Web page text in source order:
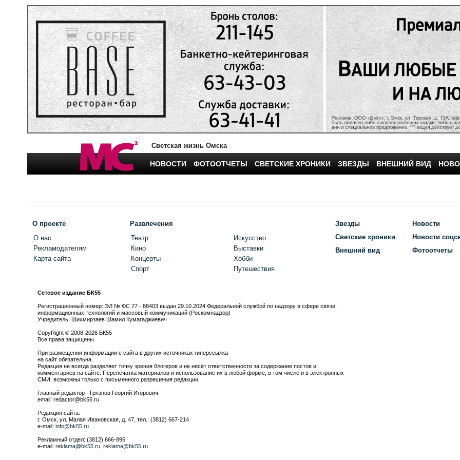
Светская жизнь Омска
НОВОСТИ ФОТООТЧЕТЫ СВЕТСКИЕ ХРОНИКИ ЗВЕЗДЫ ВНЕШНИЙ ВИД
О проекте
О нас
Рекламодателям
Карта сайта
Развлечения
Театр
Кино
Концерты
Спорт
Искусство
Выставки
Хобби
Путешествия
Звезды
Светские хроники
Внешний вид
Новости
Новости
Фотоотчеты
Сетевое издание БК55
Регистрационный номер: ЭЛ № ФС 77 - 88403 выдан 29.10.2024 Федеральной службой по надзору в сфере связи,
информационных технологий и массовый коммуникаций (Роскомнадзор)
Учредитель: Шихмирзаев Шамил Кумагаджиевич
CopyRight © 2008-2026 БК55
Все права защищены.
При размещении информации с сайта в других источниках гиперссылка
на сайт обязательна.
Редакция не всегда разделяет точку зрения блогеров и не несёт ответственности за содержание постов и
комментариев на сайте. Перепечатка материалов и использование их в любой форме, в том числе и в электронных
СМИ, возможны только с письменного разрешения редакции.
Главный редактор - Грязнов Георгий Игоревич.
email: redactor@bk55.ru
Редакция сайта:
г. Омск, ул. Малая Ивановская, д. 47, тел.: (3812) 667-214
e-mail: info@bk55.ru
Рекламный отдел: (3812) 666-895
e-mail: reklama@bk55.ru reklama@bk55.ru